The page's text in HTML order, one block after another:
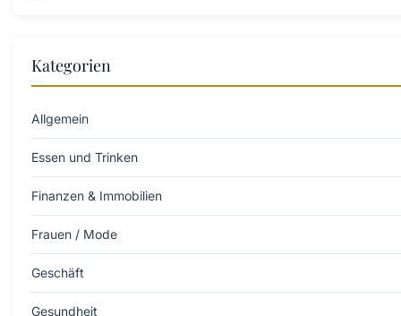
Kategorien
Allgemein
Essen und Trinken
Finanzen & Immobilien
Frauen / Mode
Geschäft
Gesundheit